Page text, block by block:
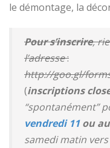
le démontage, la
Pour s’inscrire,
l’adresse:
http://goo.gl/
(inscriptions
“spontanément”
vendredi 11ou au
samedi matin vers